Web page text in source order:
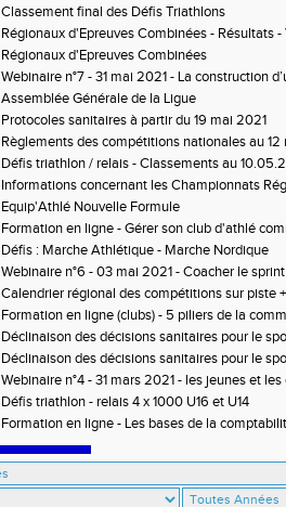
Classement final des Défis Triathlons
Régionaux d'Epreuves Combinées - Résultats
Régionaux d'Epreuves Combinées
Webinaire n°7 - 31 mai 2021 - La construction
service de l’athlète dans la dimension sprint-
Assemblée Générale de la Ligue
Protocoles sanitaires à partir du 19 mai 2021
Règlements des compétitions nationales au 12
Défis triathlon / relais - Classements au
Informations concernant les Championnats
Equip'Athlé Nouvelle Formule
Formation en ligne - Gérer son club d'athlé
Défis : Marche Athlétique - Marche Nordique
Webinaire n°6 - 03 mai 2021 - Coacher le
physique
Calendrier régional des compétitions sur piste
Formation en ligne (clubs) - 5 piliers de la
Déclinaison des décisions sanitaires pour le
2021
Déclinaison des décisions sanitaires pour le
mars 2021
Webinaire n°4 - 31 mars 2021 - les jeunes et
Défis triathlon - relais 4 x 1000 U16 et U14
Formation en ligne - Les bases de la